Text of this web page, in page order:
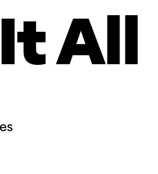
All